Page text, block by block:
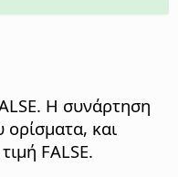
Η συνάρτηση
ορίσματα, και
FALSE.